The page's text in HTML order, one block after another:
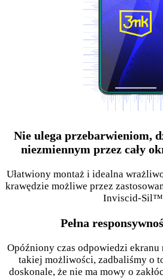
Nie ulega przebarwieniom,
niezmiennym przez cały
Ułatwiony montaż i idealna
krawędzie możliwe przez
Inviscid-
Pełna
Opóźniony czas odpowiedzi ekranu
takiej możliwości, zadbaliśmy o
doskonale, że nie ma mowy o